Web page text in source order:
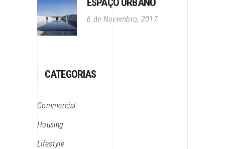
6 de Novembro, 2017
CATEGORIAS
Commercial
Housing
Lifestyle